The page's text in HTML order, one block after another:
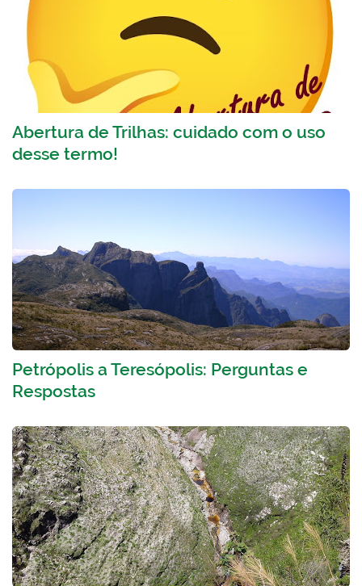
Abertura de Trilhas: cuidado com o uso
desse termo!
Petrópolis a Teresópolis: Perguntas e
Respostas